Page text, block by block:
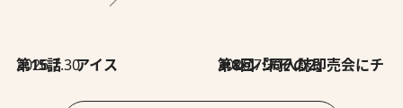
2026.7.30
第15話 アイス 2026.7.30
第8回「同人誌即売会にチャレンジ その2」